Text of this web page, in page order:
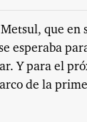
que en
esperaba
Y para el
de la